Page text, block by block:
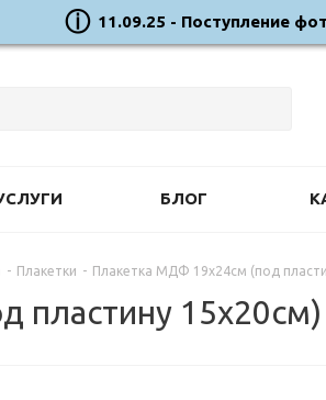
11.09.25 - Поступление
БЛОГ
- Плакетки - Плакетка МДФ 19х24см (под
пластину